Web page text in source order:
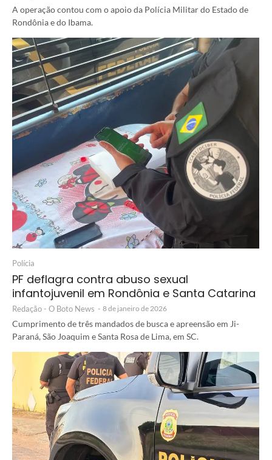
A operação contou com o apoio da Polícia Militar do Estado de
Rondônia e do Ibama.
Polícia
PF deflagra contra abuso sexual
infantojuvenil em Rondônia e Santa Catarina
Redação - O Boto News - 8 de janeiro de 2026
Cumprimento de três mandados de busca e apreensão em Ji-
Paraná, São Joaquim e Santa Rosa de Lima, em SC.